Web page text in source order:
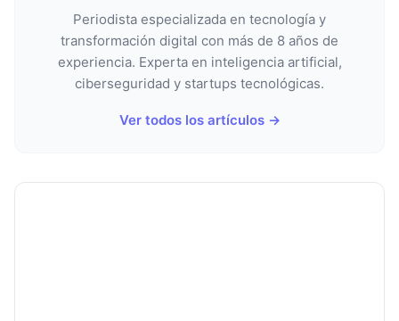
Periodista especializada en tecnología y
transformación digital con más de 8 años de
experiencia. Experta en inteligencia artificial,
ciberseguridad y startups tecnológicas.
Ver todos los artículos →